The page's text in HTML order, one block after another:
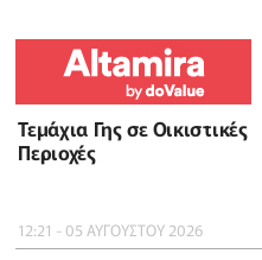
Τεμάχια Γης σε Οικιστικές
Περιοχές
12:21 - 05 ΑΥΓΟΥΣΤΟΥ 2026